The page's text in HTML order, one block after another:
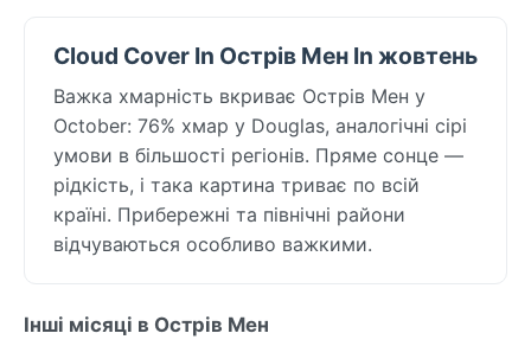
Cloud Cover In Острів Мен In жовтень
Важка хмарність вкриває Острів Мен у
October: 76% хмар у Douglas, аналогічні сірі
умови в більшості регіонів. Пряме сонце —
рідкість, і така картина триває по всій
країні. Прибережні та північні райони
відчуваються особливо важкими.
Інші місяці в Острів Мен